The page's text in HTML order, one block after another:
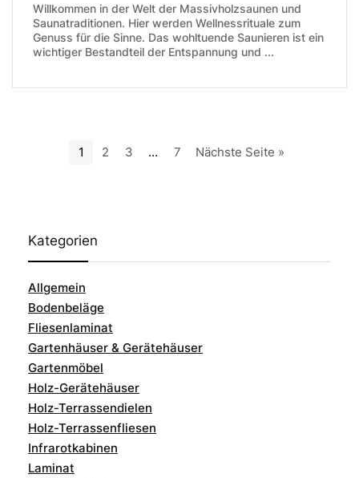
Willkommen in der Welt der Massivholzsaunen und
Saunatraditionen. Hier werden Wellnessrituale zum
Genuss für die Sinne. Das wohltuende Saunieren ist ein
wichtiger Bestandteil der Entspannung und ...
1 2 3 … 7 Nächste Seite »
Kategorien
Allgemein
Bodenbeläge
Fliesenlaminat
Gartenhäuser & Gerätehäuser
Gartenmöbel
Holz-Gerätehäuser
Holz-Terrassendielen
Holz-Terrassenfliesen
Infrarotkabinen
Laminat